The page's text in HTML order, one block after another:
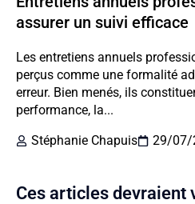
assurer un suivi efficace
Les entretiens annuels
perçus comme une formalité
erreur. Bien menés, ils
performance, la...
Stéphanie Chapuis
29/07/
Ces articles devraient